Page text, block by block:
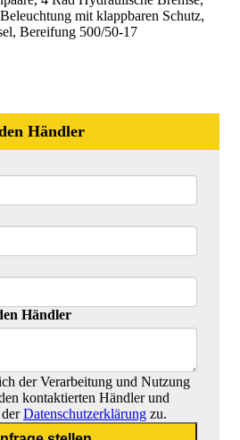
mit klappbaren Schutz,
Bereifung 500/50-17
Händler
Händler
der Verarbeitung und Nutzung
kontaktierten Händler und
Datenschutzerklärung zu.